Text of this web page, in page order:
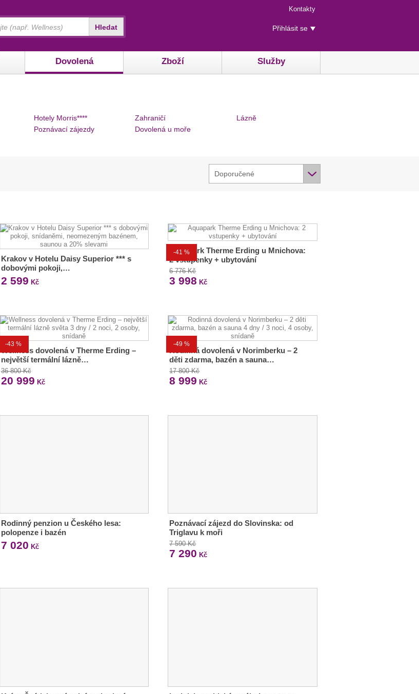
Menu
rychlého
přístupu
Kontakty
Uživatelské
menu
Přihlásit se
Dovolená Zboží Služby
Hledat
Hotely Morris****
Poznávací zájezdy
Zahraničí
Dovolená u moře
Lázně
Doporučené
Krakov v Hotelu Daisy Superior *** s
dobovými pokoji,…
2 599 Kč
-41 %
Aquapark Therme Erding u Mnichova:
2 vstupenky + ubytování
6 776 Kč
3 998 Kč
-43 %
Wellness dovolená v Therme Erding –
největší termální lázně…
36 800 Kč
20 999 Kč
-49 %
Rodinná dovolená v Norimberku – 2
děti zdarma, bazén a sauna…
17 800 Kč
8 999 Kč
Rodinný penzion u Českého lesa:
polopenze i bazén
7 020 Kč
Poznávací zájezd do Slovinska: od
Triglavu k moři
7 590 Kč
7 290 Kč